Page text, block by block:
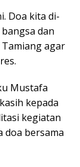
Doa kita di-
dan
agar
Mustafa
kepada
kegiatan
doa bersama